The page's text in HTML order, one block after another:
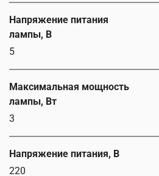
Напряжение питания
лампы, В
5
Максимальная мощность
лампы, Вт
3
Напряжение питания, В
220